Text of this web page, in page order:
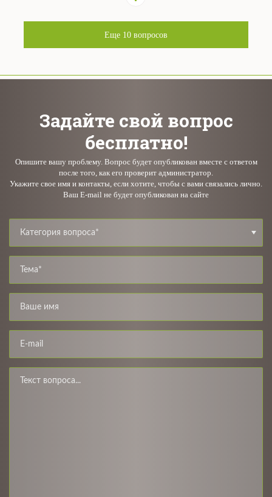
Еще 10 вопросов
Задайте свой вопрос
бесплатно!
Опишите вашу проблему. Вопрос будет опубликован вместе с ответом
после того, как его проверит администратор.
Укажите свое имя и контакты, если хотите, чтобы с вами связались лично.
Ваш E-mail не будет опубликован на сайте
Категория вопроса*